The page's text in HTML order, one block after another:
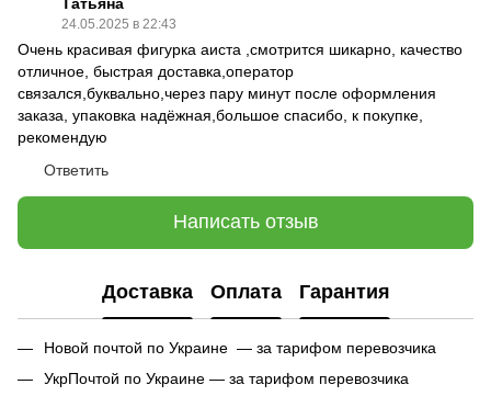
24.05.2025 в 22:43
Очень красивая фигурка аиста ,смотрится шикарно, качество
отличное, быстрая доставка,оператор
связался,буквально,через пару минут после оформления
заказа, упаковка надёжная,большое спасибо, к покупке,
рекомендую
Ответить
Написать отзыв
Доставка Оплата Гарантия
Новой почтой по Украине — за тарифом перевозчика
УкрПочтой по Украине — за тарифом перевозчика